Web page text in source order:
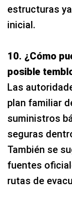
estructuras
inicial.
10. ¿Cómo
posible
Las
plan familiar
suministros
seguras
También se
fuentes
rutas de